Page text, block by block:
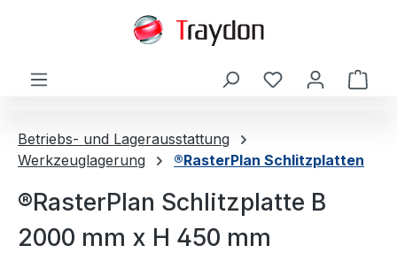
Betriebs- und Lagerausstattung
Werkzeuglagerung
®RasterPlan Schlitzplatten
®RasterPlan Schlitzplatte B
2000 mm x H 450 mm